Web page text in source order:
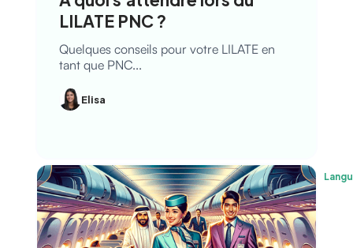
LILATE PNC ?
Quelques conseils pour votre LILATE en
tant que PNC...
Elisa